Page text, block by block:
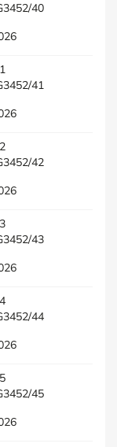
40
41
42
43
44
45